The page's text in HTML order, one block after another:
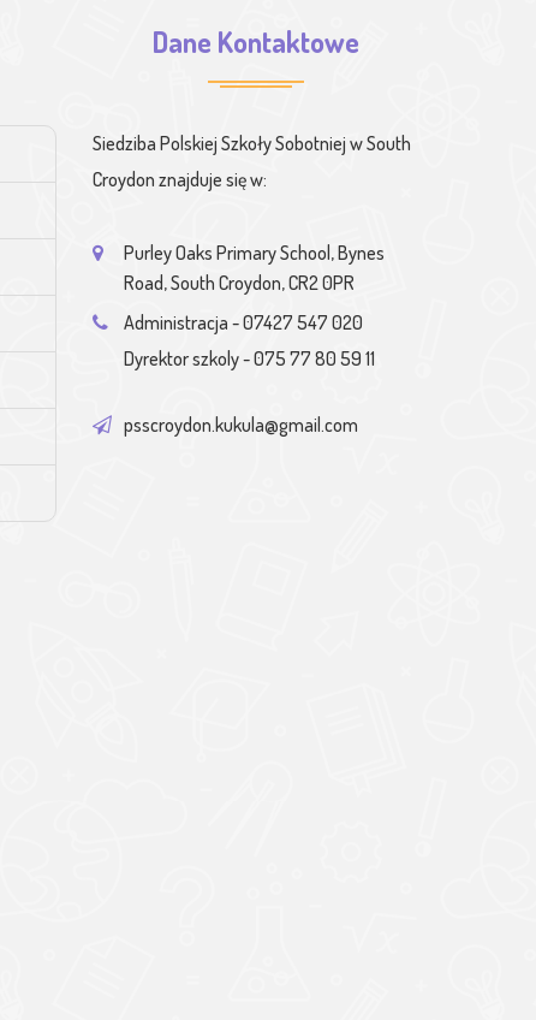
Dane Kontaktowe
Siedziba Polskiej Szkoły Sobotniej w South
Croydon znajduje się w:
Purley Oaks Primary School, Bynes
Road, South Croydon, CR2 0PR
Administracja - 07427 547 020
Dyrektor szkoly - 075 77 80 59 11
psscroydon.kukula@gmail.com